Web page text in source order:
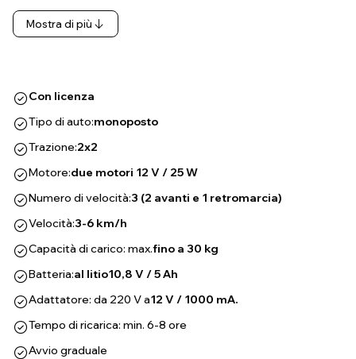
Mostra di più
Con licenza
Tipo di auto:monoposto
Trazione:2x2
Motore:due motori 12 V / 25 W
Numero di velocità:3 (2 avanti e 1 retromarcia)
Velocità:3-6 km/h
Capacità di carico: max.fino a 30 kg
Batteria:al litio10,8 V / 5 Ah
Adattatore: da 220 V a12 V / 1000 mA.
Tempo di ricarica: min. 6-8 ore
Avvio graduale